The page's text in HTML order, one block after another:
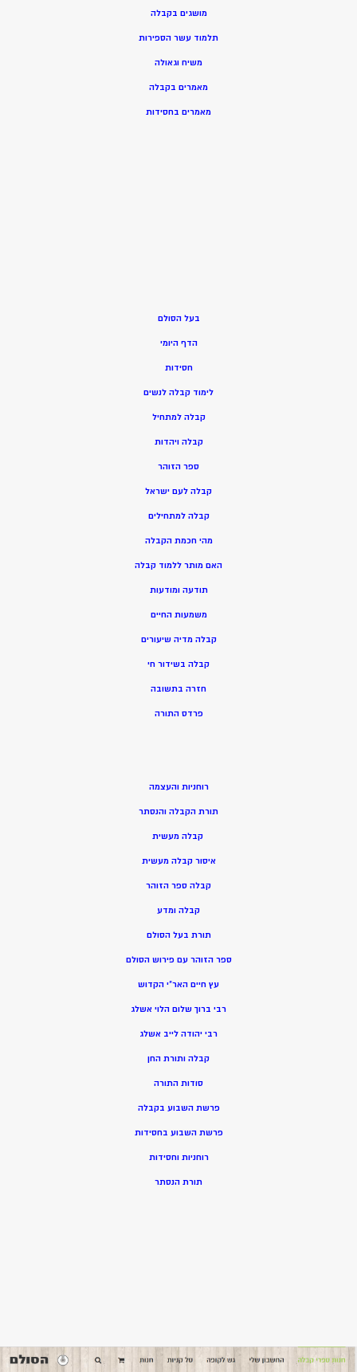
מושגים בקבלה
תלמוד עשר הספירות
משיח וגאולה
מאמרים בקבלה
מאמרים בחסידות
בעל הסולם
הדף היומי
חסידות
לימוד קבלה לנשים
קבלה למתחיל
קבלה ויהדות
ספר הזוהר
קבלה לעם ישראל
קבלה למתחילים
מהי חכמת הקבלה
האם מותר ללמוד קבלה
תודעה ומודעות
משמעות החיים
קבלה מדיה שיעורים
קבלה בשידור חי
חזרה בתשובה
פרדס התורה
רוחניות והעצמה
תורת הקבלה והנסתר
קבלה מעשית
איסור קבלה מעשית
קבלה ספר הזוהר
קבלה ומדע
תורת בעל הסולם
ספר הזוהר עם פירוש הסולם
עץ חיים האר”י הקדוש
רבי ברוך שלום הלוי אשלג
רבי יהודה לייב אשלג
קבלה ותורת החן
סודות התורה
פרשת השבוע בקבלה
פרשת השבוע בחסידות
רוחניות וחסידות
תורת הנסתר